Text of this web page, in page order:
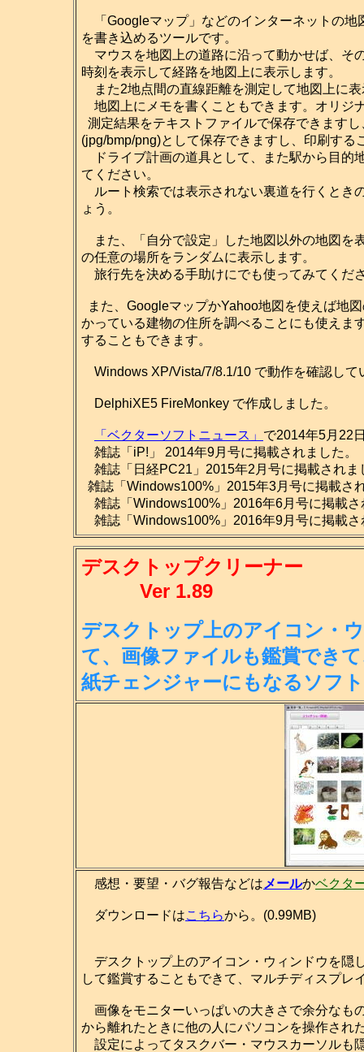
「Googleマップ」などのインターネットの地
を書き込めるツールです。
マウスを地図上の道路に沿って動かせば、そ
時刻を表示して経路を地図上に表示します。
また2地点間の直線距離を測定して地図上に
地図上にメモを書くこともできます。オリジ
測定結果をテキストファイルで保存できます
(jpg/bmp/png)として保存できますし、印刷する
ドライブ計画の道具として、また駅から目的
てください。
ルート検索では表示されない裏道を行くとき
ょう。
また、「自分で設定」した地図以外の地図を
の任意の場所をランダムに表示します。
旅行先を決める手助けにでも使ってみてくだ
また、GoogleマップかYahoo地図を使えば地
かっている建物の住所を調べることにも使えま
することもできます。
Windows XP/Vista/7/8.1/10 で動作を確認して
DelphiXE5 FireMonkey で作成しました。
「ベクターソフトニュース」 で2014年5月22
雑誌「iP!」 2014年9月号に掲載されました。
雑誌「日経PC21」2015年2月号に掲載されま
雑誌「Windows100%」2015年3月号に掲載さ
雑誌「Windows100%」2016年6月号に掲載さ
雑誌「Windows100%」2016年9月号に掲載さ
デスクトップクリーナー
Ver 1.89
デスクトップ上のアイコン・
て、画像ファイルも鑑賞でき
紙チェンジャーにもなるソフト
感想・要望・バグ報告などは メールかベクタ
ダウンロードはこちらから。(0.99MB)
デスクトップ上のアイコン・ウィンドウを隠
して鑑賞することもできて、マルチディスプ
画像をモニターいっぱいの大きさで余分なも
から離れたときに他の人にパソコンを操作され
設定によってタスクバー・マウスカーソルも